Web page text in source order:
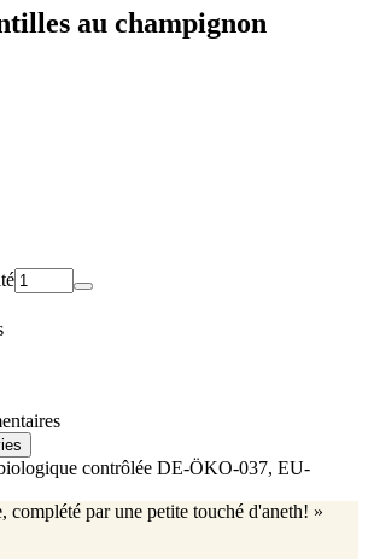
au champignon
contrôlée DE-ÖKO-037, EU-
complété par une petite touché d'aneth! »